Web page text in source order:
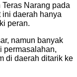
Narang pada
ini daerah hanya
peran.
namun banyak
permasalahan,
di daerah ditarik ke